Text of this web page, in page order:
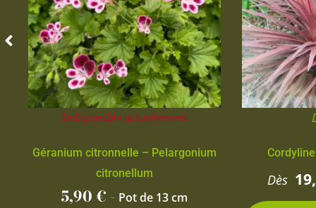
Indisponible actuellement
Géranium citronnelle – Pelargonium
citronellum
5,90€ - Pot de 13 cm
Dès